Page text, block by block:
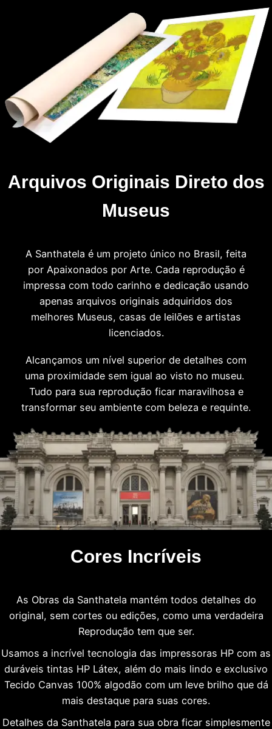
Arquivos Originais Direto dos
Museus
A Santhatela é um projeto único no Brasil, feita
por Apaixonados por Arte. Cada reprodução é
impressa com todo carinho e dedicação usando
apenas arquivos originais adquiridos dos
melhores Museus, casas de leilões e artistas
licenciados.
Alcançamos um nível superior de detalhes com
uma proximidade sem igual ao visto no museu.
Tudo para sua reprodução ficar maravilhosa e
transformar seu ambiente com beleza e requinte.
Cores Incríveis
As Obras da Santhatela mantém todos detalhes do
original, sem cortes ou edições, como uma verdadeira
Reprodução tem que ser.
Usamos a incrível tecnologia das impressoras HP com as
duráveis tintas HP Látex, além do mais lindo e exclusivo
Tecido Canvas 100% algodão com um leve brilho que dá
mais destaque para suas cores.
Detalhes da Santhatela para sua obra ficar simplesmente